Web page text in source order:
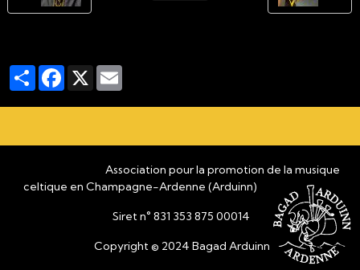
PartagerFacebook
X
Association pour la promotion de la musique
celtique en Champagne-Ardenne (Arduinn)
Siret n° 831 353 875 00014
Copyright © 2024 Bagad Arduinn